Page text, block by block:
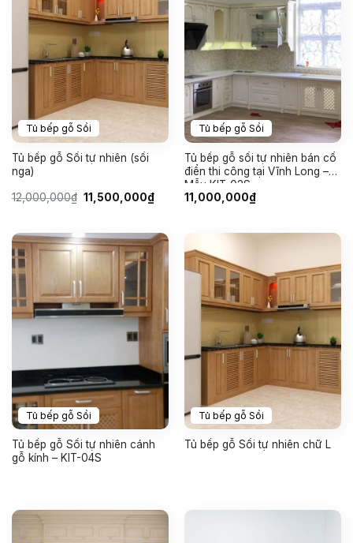
Tủ bếp gỗ Sồi
Tủ bếp gỗ Sồi tự nhiên (sồi
nga)
12,000,000₫ Giá
gốc
11,500,000₫Giá
hiện
11,500,000₫.
Tủ bếp gỗ Sồi
Tủ bếp gỗ sồi tự nhiên bán cổ
điển thi công tại Vĩnh Long –
Mẫu KIT-02S
11,000,000₫
Tủ bếp gỗ Sồi
Tủ bếp gỗ Sồi tự nhiên cánh
gỗ kính – KIT-04S
Tủ bếp gỗ Sồi
Tủ bếp gỗ Sồi tự nhiên chữ L